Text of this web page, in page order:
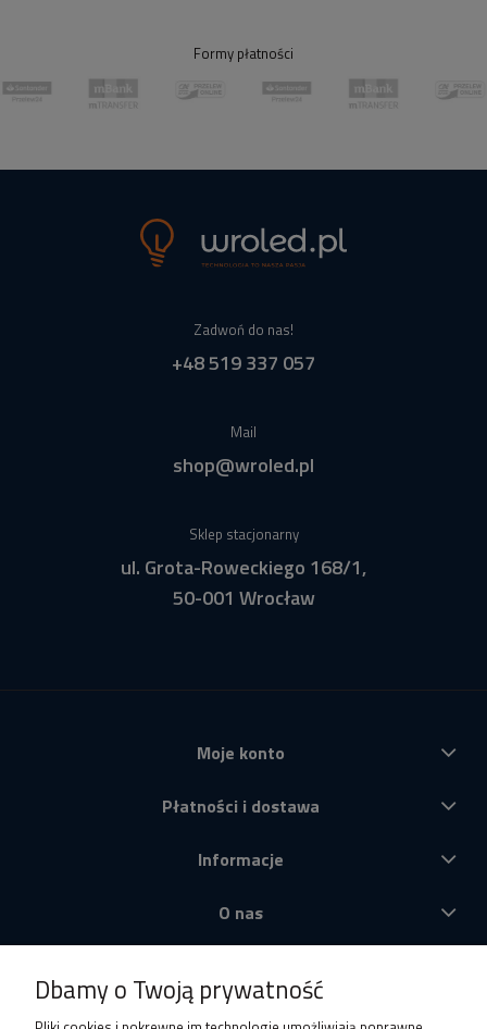
Formy płatności
Zadwoń do nas!
+48 519 337 057
Mail
shop@wroled.pl
Sklep stacjonarny
ul. Grota-Roweckiego 168/1,
50-001 Wrocław
Moje konto
Płatności i dostawa
Informacje
O nas
Dbamy o Twoją prywatność